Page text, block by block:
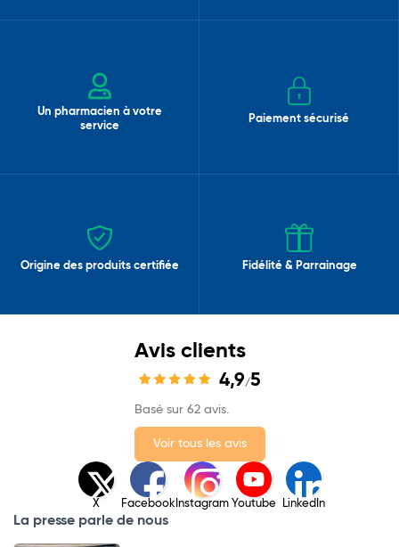
Un pharmacien à votre
service
Paiement sécurisé
Origine des produits certifiée Fidélité & Parrainage
Avis clients
4,9/5
Basé sur 62 avis.
Voir tous les avis
X Facebook Instagram Youtube LinkedIn
La presse parle de nous